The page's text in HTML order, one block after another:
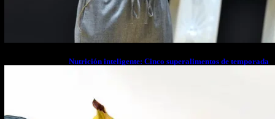
Nutrición inteligente: Cinco superalimentos de temporada